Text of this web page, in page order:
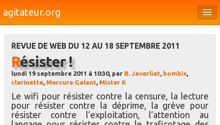
agitateur.org
Bourges & le Cher
Société
Médias
REVUE DE WEB DU 12 AU 18 SEPTEMBRE 2011
Résister !
lundi 19 septembre 2011 à 10:30, par B. Javerliat bombix
clarinette Mercure Galant Mister K
Le wifi pour résister contre la censure, la lecture
pour résister contre la déprime, la grève pour
résister contre l’exploitation, l’attention au